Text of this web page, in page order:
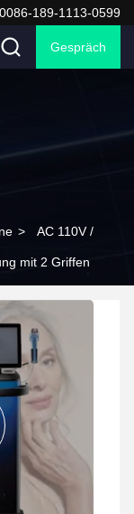
0086-189-1113-0599
Gespräch
> AC 110V /
mit 2 Griffen